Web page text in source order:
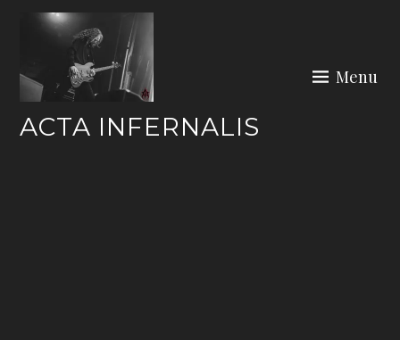
ACTA INFERNALIS
Menu